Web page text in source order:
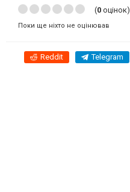
(0 оцінок)
Поки ще ніхто не оцінював
Reddit Telegram